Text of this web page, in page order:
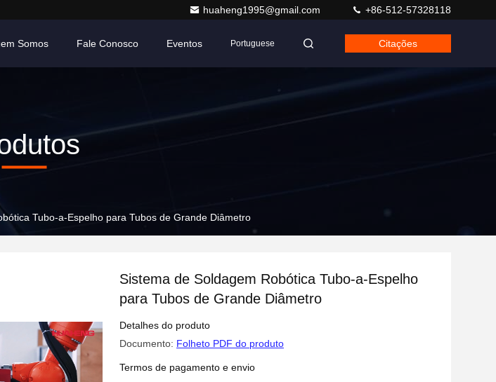
huaheng1995@gmail.com +86-512-57328118
Somos Fale Conosco Eventos Portuguese Citações
Tubo-a-Espelho para Tubos de Grande Diâmetro
Sistema de Soldagem Robótica Tubo-a-Espelho
para Tubos de Grande Diâmetro
Detalhes do produto
Documento: Folheto PDF do produto
Termos de pagamento e envio